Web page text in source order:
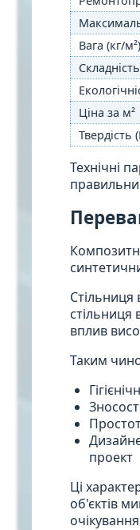
Вага (кг/м²)
Ціна за м²
Твердість
Технічні
Стільниця
стільниця
вплив
Таким
проект
Ці
об'єктів